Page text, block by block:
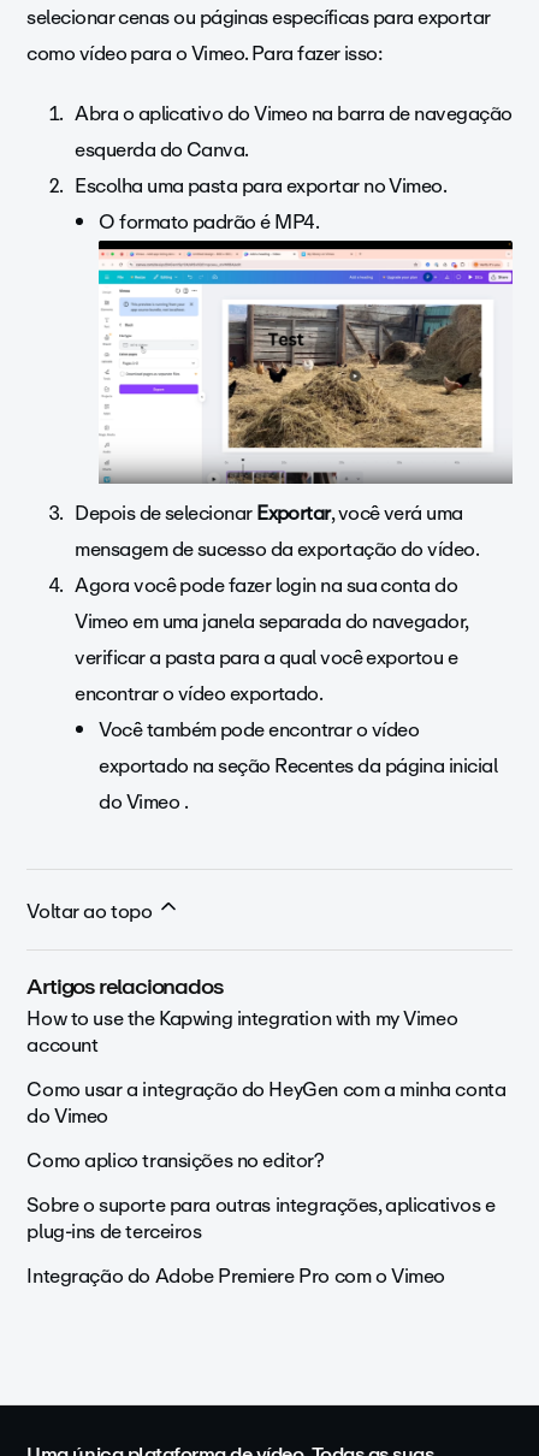
selecionar cenas ou páginas específicas para exportar
como vídeo para o Vimeo. Para fazer isso:
Abra o aplicativo do Vimeo na barra de navegação
esquerda do Canva.
Escolha uma pasta para exportar no Vimeo.
O formato padrão é MP4.
Depois de selecionarExportar, você verá uma
mensagem de sucesso da exportação do vídeo.
Agora você pode fazer login na sua conta do
Vimeo em uma janela separada do navegador,
verificar a pasta para a qual você exportou e
encontrar o vídeo exportado.
Você também pode encontrar o vídeo
exportado na seção Recentes da página inicial
do Vimeo .
Voltar ao topo
Artigos relacionados
How to use the Kapwing integration with my Vimeo
account
Como usar a integração do HeyGen com a minha conta
do Vimeo
Como aplico transições no editor?
Sobre o suporte para outras integrações, aplicativos e
plug-ins de terceiros
Integração do Adobe Premiere Pro com o Vimeo